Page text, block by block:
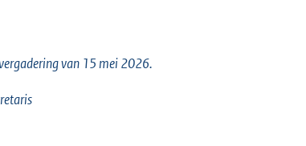
van 15 mei 2026.